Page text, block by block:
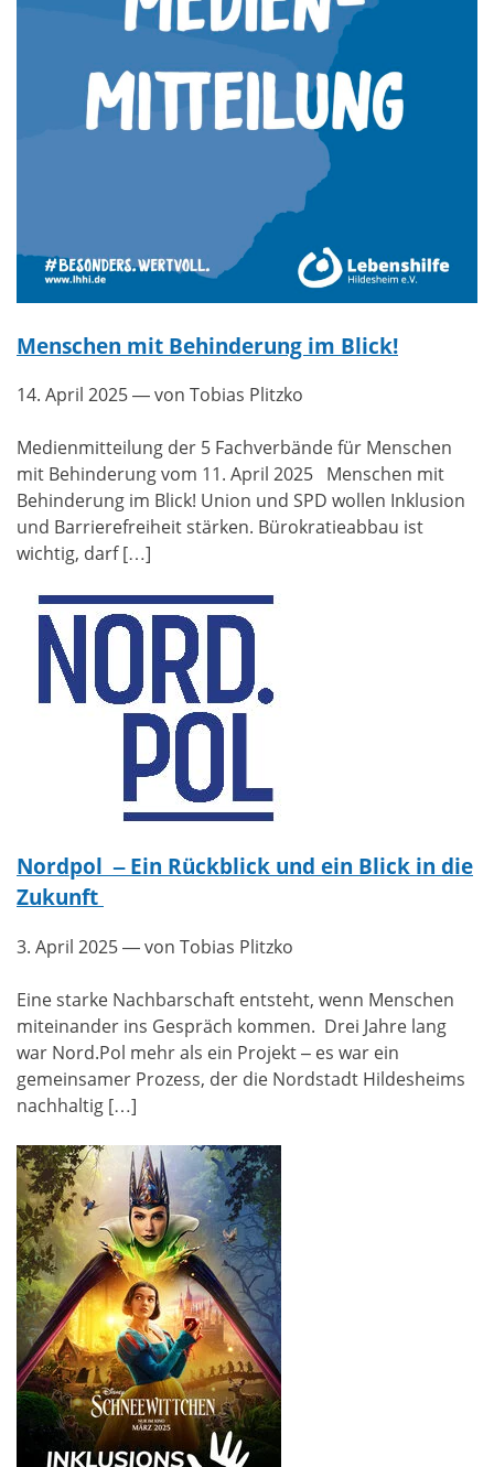
Menschen mit Behinderung im Blick!
14. April 2025— von Tobias Plitzko
Medienmitteilung der 5 Fachverbände für Menschen
mit Behinderung vom 11. April 2025 Menschen mit
Behinderung im Blick! Union und SPD wollen Inklusion
und Barrierefreiheit stärken. Bürokratieabbau ist
wichtig, darf […]
Nordpol – Ein Rückblick und ein Blick in die
Zukunft
3. April 2025— von Tobias Plitzko
Eine starke Nachbarschaft entsteht, wenn Menschen
miteinander ins Gespräch kommen. Drei Jahre lang
war Nord.Pol mehr als ein Projekt – es war ein
gemeinsamer Prozess, der die Nordstadt Hildesheims
nachhaltig […]